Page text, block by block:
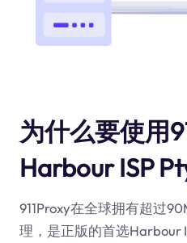
为什么要使用
Harbour ISP
911Proxy在全球拥有超过
理，是正版的首选Harbour